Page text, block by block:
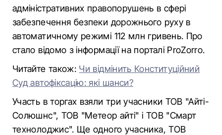
адміністративних правопорушень в сфері
забезпечення безпеки дорожнього руху в
автоматичному режимі 112 млн гривень. Про
стало відомо з інформації на порталі ProZorro.
Читайте також: Чи відмінить Конституційний
Суд автофіксацію: які шанси?
Участь в торгах взяли три учасники ТОВ "Айті-
Солюшнс", ТОВ "Метеор айті" і ТОВ "Смарт
технолоджис". Ще одного учасника, ТОВ